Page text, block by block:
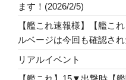
ます！(2026/2/5)
【艦これ速報様】【艦こ
ルベージは今回も確認さ
リアルイベント